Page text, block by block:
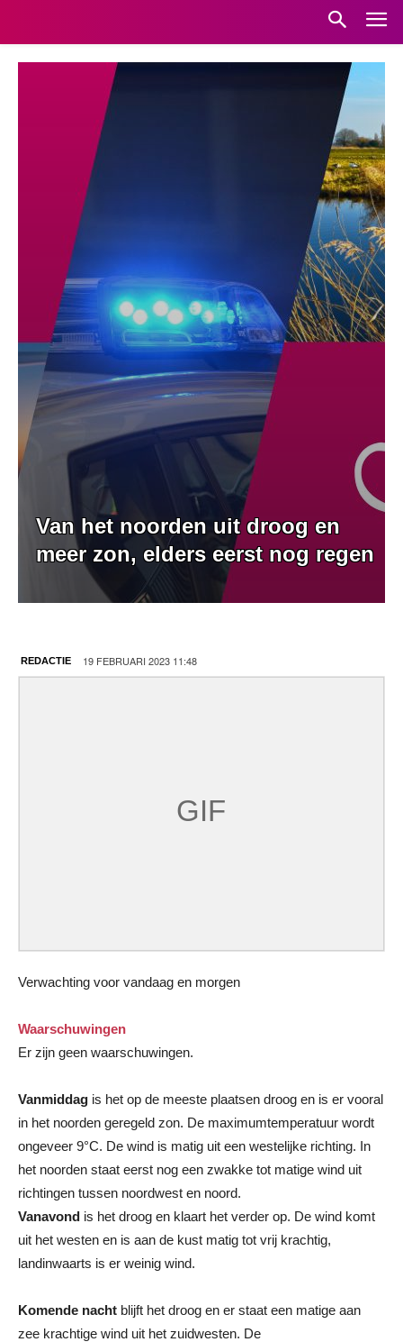
Van het noorden uit droog en
meer zon, elders eerst nog regen
REDACTIE 19 FEBRUARI 2023 11:48
Verwachting voor vandaag en morgen
Waarschuwingen
Er zijn geen waarschuwingen.
Vanmiddag is het op de meeste plaatsen droog en is er vooral
in het noorden geregeld zon. De maximumtemperatuur wordt
ongeveer 9°C. De wind is matig uit een westelijke richting. In
het noorden staat eerst nog een zwakke tot matige wind uit
richtingen tussen noordwest en noord.
Vanavond is het droog en klaart het verder op. De wind komt
uit het westen en is aan de kust matig tot vrij krachtig,
landinwaarts is er weinig wind.
Komende nacht blijft het droog en er staat een matige aan
zee krachtige wind uit het zuidwesten. De